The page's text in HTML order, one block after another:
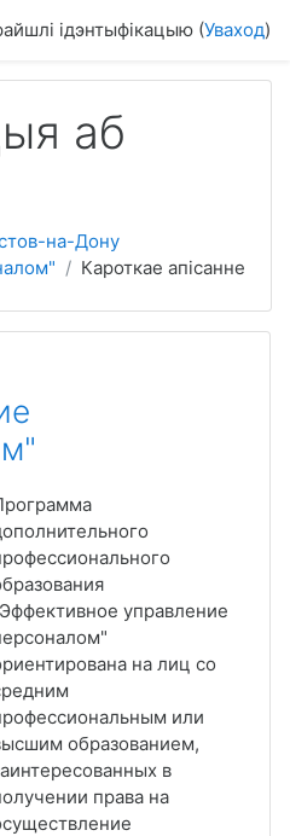
ідэнтыфікацыю (Уваход)
аб
на-Дону
Кароткае апісанне
управление
на лиц со
или
образованием,
в
права на